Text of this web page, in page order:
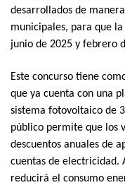
desarrollados de
municipales, para que
junio de 2025 y febrero
Este concurso tiene
que ya cuenta con una
sistema fotovoltaico de
público permite que los
descuentos anuales de
cuentas de electricidad.
reducirá el consumo